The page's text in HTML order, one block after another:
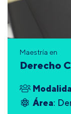
Maestría en
Derecho
Área: